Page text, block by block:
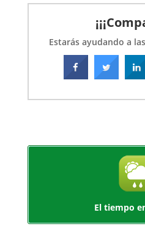
Estarás ayudando a
El tiempo